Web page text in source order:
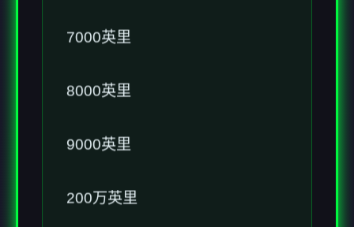
7000英里
8000英里
9000英里
200万英里